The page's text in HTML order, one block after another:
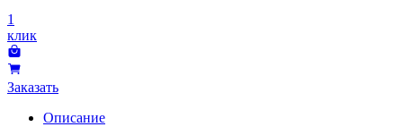
1
клик
Заказать
Описание